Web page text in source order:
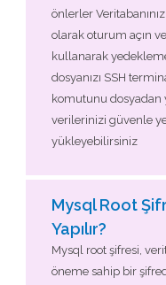
önlerler
olarak oturum açın
kullanarak
dosyanızı SSH
komutunu dosyadan
verilerinizi güvenle
yükleyebilirsiniz
Mysql Root
Yapılır?
Mysql root şifresi,
öneme sahip bir